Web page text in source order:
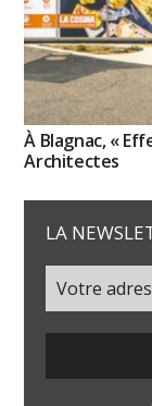
À Blagnac, «
Architectes
LA